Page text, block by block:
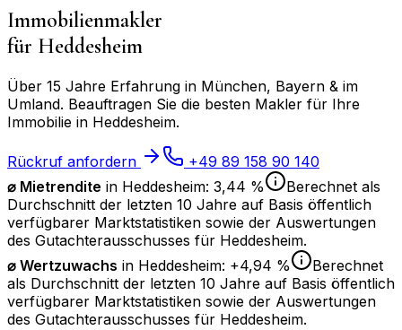
Immobilienmakler
für Heddesheim
Über 15 Jahre Erfahrung in München, Bayern & im
Umland. Beauftragen Sie die besten Makler für Ihre
Immobilie in Heddesheim.
Rückruf anfordern
+49 89 158 90 140
⌀ Mietrendite in Heddesheim: 3,44 %
Berechnet als
Durchschnitt der letzten 10 Jahre auf Basis öffentlich
verfügbarer Marktstatistiken sowie der Auswertungen
des Gutachterausschusses für Heddesheim.
⌀ Wertzuwachs in Heddesheim: +4,94 %
Berechnet
als Durchschnitt der letzten 10 Jahre auf Basis öffentlich
verfügbarer Marktstatistiken sowie der Auswertungen
des Gutachterausschusses für Heddesheim.